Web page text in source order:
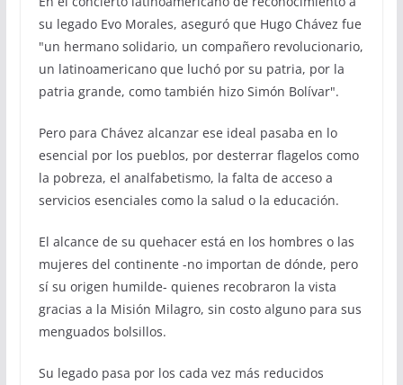
su legado Evo Morales, aseguró que Hugo Chávez fue
"un hermano solidario, un compañero revolucionario,
un latinoamericano que luchó por su patria, por la
patria grande, como también hizo Simón Bolívar".
Pero para Chávez alcanzar ese ideal pasaba en lo
esencial por los pueblos, por desterrar flagelos como
la pobreza, el analfabetismo, la falta de acceso a
servicios esenciales como la salud o la educación.
El alcance de su quehacer está en los hombres o las
mujeres del continente -no importan de dónde, pero
sí su origen humilde- quienes recobraron la vista
gracias a la Misión Milagro, sin costo alguno para sus
menguados bolsillos.
Su legado pasa por los cada vez más reducidos